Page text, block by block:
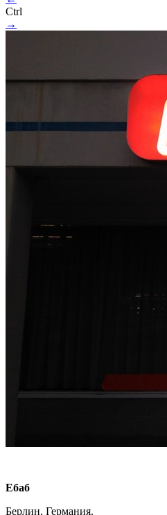
Ctrl
→
Ебаб
Берлин, Германия.